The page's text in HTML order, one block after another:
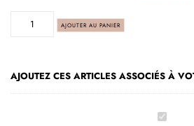
AJOUTER AU PANIER
AJOUTEZ CES ARTICLES ASSOCIÉS À
*Jakarta